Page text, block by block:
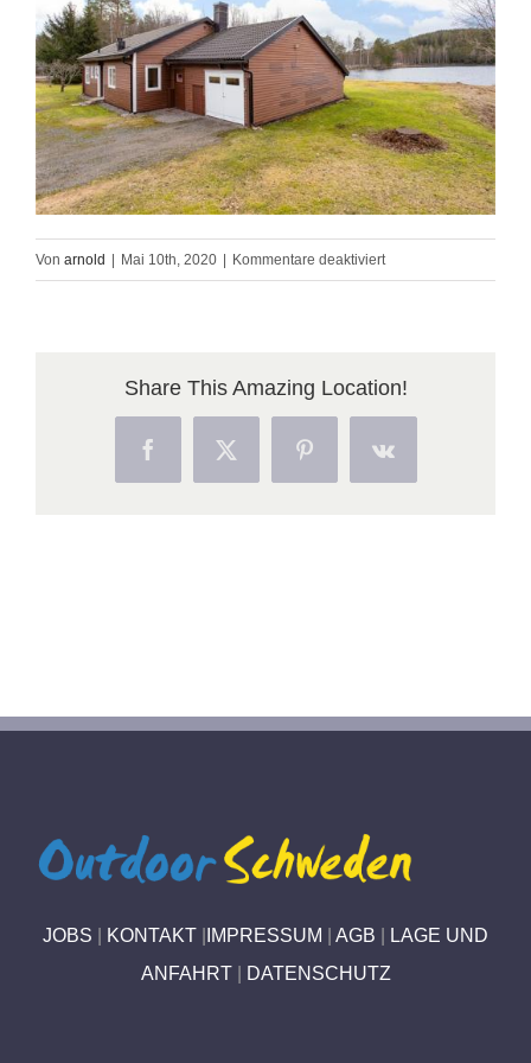
Von arnold Mai 10th, 2020 Kommentare deaktiviertfür
Share This Amazing Location!
FacebookX PinterestVk
JOBS KONTAKT IMPRESSUM AGB
LAGE UND
ANFAHRT| DATENSCHUTZ